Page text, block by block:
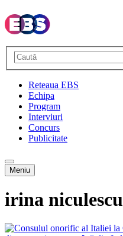
Reteaua EBS
Echipa
Program
Interviuri
Concurs
Publicitate
Meniu
irina niculescu